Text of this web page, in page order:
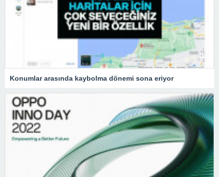
Konumlar arasında kaybolma dönemi sona eriyor